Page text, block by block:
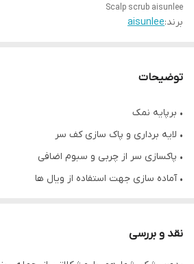
Scalp scrub aisunlee
برند:aisunlee
توضیحات
• برپایه نمک
• لایه برداری و پاک سازی کف سر
• پاکسازی سر از چربی و سبوم اضافی
• آماده سازی جهت استفاده از ویال ها
• توت فرنگی مخصوص موهای چرب
نقد و بررسی